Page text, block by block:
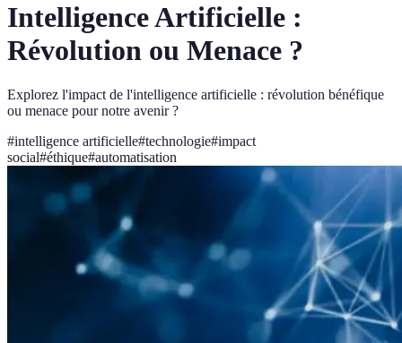
Intelligence Artificielle :
Révolution ou Menace ?
Explorez l'impact de l'intelligence artificielle : révolution bénéfique
ou menace pour notre avenir ?
#intelligence artificielle#technologie#impact
social#éthique#automatisation